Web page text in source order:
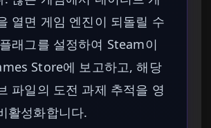
열면 게임 엔진이 되돌릴 수
래그를 설정하여 Steam이
Store에 보고하고, 해당
파일의 도전 과제 추적을 영
활성화합니다.